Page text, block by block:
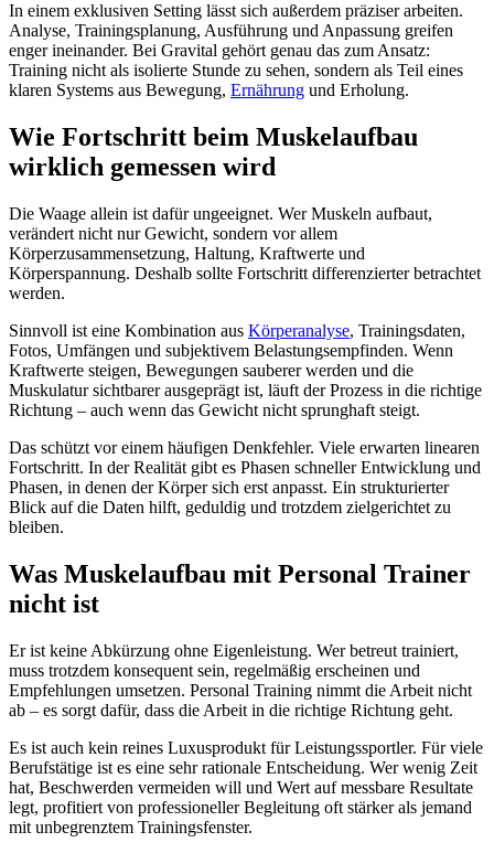
In einem exklusiven Setting lässt sich außerdem präziser arbeiten.
Analyse, Trainingsplanung, Ausführung und Anpassung greifen
enger ineinander. Bei Gravital gehört genau das zum Ansatz:
Training nicht als isolierte Stunde zu sehen, sondern als Teil eines
klaren Systems aus Bewegung, Ernährung und Erholung.
Wie Fortschritt beim Muskelaufbau
wirklich gemessen wird
Die Waage allein ist dafür ungeeignet. Wer Muskeln aufbaut,
verändert nicht nur Gewicht, sondern vor allem
Körperzusammensetzung, Haltung, Kraftwerte und
Körperspannung. Deshalb sollte Fortschritt differenzierter betrachtet
werden.
Sinnvoll ist eine Kombination aus Körperanalyse, Trainingsdaten,
Fotos, Umfängen und subjektivem Belastungsempfinden. Wenn
Kraftwerte steigen, Bewegungen sauberer werden und die
Muskulatur sichtbarer ausgeprägt ist, läuft der Prozess in die richtige
Richtung – auch wenn das Gewicht nicht sprunghaft steigt.
Das schützt vor einem häufigen Denkfehler. Viele erwarten linearen
Fortschritt. In der Realität gibt es Phasen schneller Entwicklung und
Phasen, in denen der Körper sich erst anpasst. Ein strukturierter
Blick auf die Daten hilft, geduldig und trotzdem zielgerichtet zu
bleiben.
Was Muskelaufbau mit Personal Trainer
nicht ist
Er ist keine Abkürzung ohne Eigenleistung. Wer betreut trainiert,
muss trotzdem konsequent sein, regelmäßig erscheinen und
Empfehlungen umsetzen. Personal Training nimmt die Arbeit nicht
ab – es sorgt dafür, dass die Arbeit in die richtige Richtung geht.
Es ist auch kein reines Luxusprodukt für Leistungssportler. Für viele
Berufstätige ist es eine sehr rationale Entscheidung. Wer wenig Zeit
hat, Beschwerden vermeiden will und Wert auf messbare Resultate
legt, profitiert von professioneller Begleitung oft stärker als jemand
mit unbegrenztem Trainingsfenster.